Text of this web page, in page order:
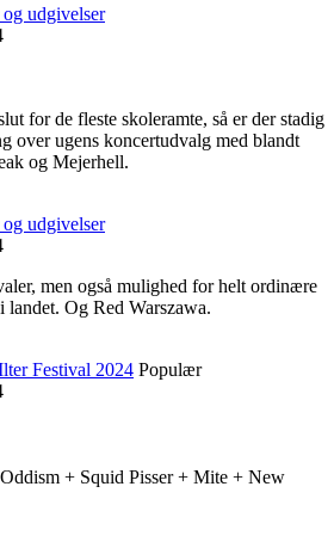
udgivelser
for de fleste skoleramte, så er der stadig
over ugens koncertudvalg med blandt
og Mejerhell.
udgivelser
men også mulighed for helt ordinære
Og Red Warszawa.
Festival 2024 Populær
+ Squid Pisser + Mite + New